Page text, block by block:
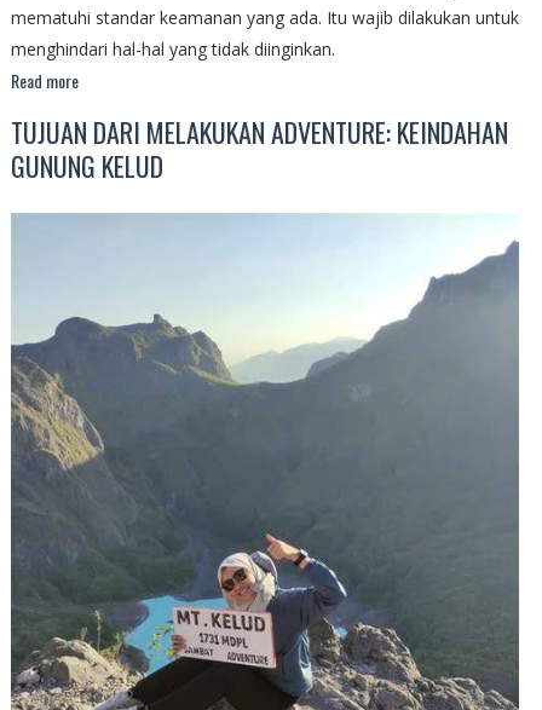
mematuhi standar keamanan yang ada. Itu wajib dilakukan untuk
menghindari hal-hal yang tidak diinginkan.
Read more
TUJUAN DARI MELAKUKAN ADVENTURE: KEINDAHAN
GUNUNG KELUD